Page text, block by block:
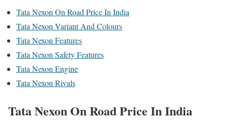
Tata Nexon On Road Price In India
Tata Nexon Variant And Colours
Tata Nexon Features
Tata Nexon Safety Features
Tata Nexon Engine
Tata Nexon Rivals
Tata Nexon On Road Price In India